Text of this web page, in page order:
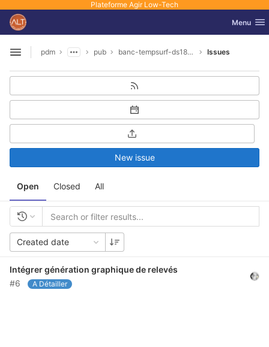
Plateforme Agir Low-Tech
Skip to content
GitLab Toggle
Menu
Open sidebar
pdm pub banc-tempsurf-ds18b20 Issues
Open Closed All
New issue
Created date
Intégrer génération graphique de relevés
#6
A Détailler